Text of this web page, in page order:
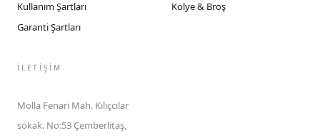
Kullanım Şartları
Garanti Şartları
Kolye & Broş
İLETIŞIM
Molla Fenari Mah. Kılıçcılar
sokak. No:53 Çemberlitaş,